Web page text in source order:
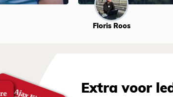
Floris Roos
Extra voor